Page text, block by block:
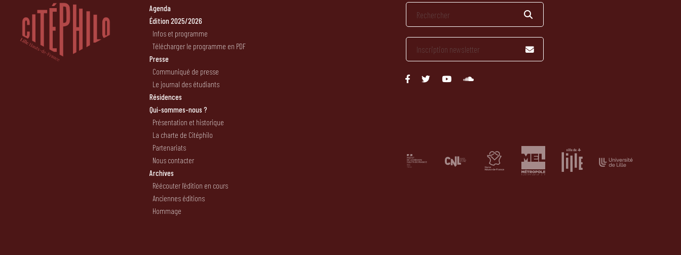
Agenda
Édition 2025/2026
Infos et programme
Télécharger le programme en PDF
Presse
Communiqué de presse
Le journal des étudiants
Résidences
Qui-sommes-nous ?
Présentation et historique
La charte de Citéphilo
Partenariats
Nous contacter
Archives
Réécouter l’édition en cours
Anciennes éditions
Hommage